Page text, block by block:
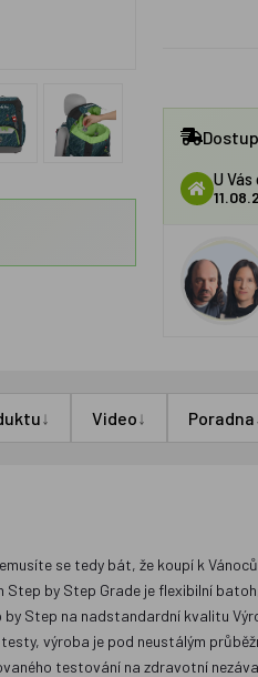
U Vás
↓ Video↓ Poradna
se tedy bát, že koupí k
by Step Grade je flexibilní
Step na nadstandardní kvalitu
výroba je pod neustálým
testování na zdravotní